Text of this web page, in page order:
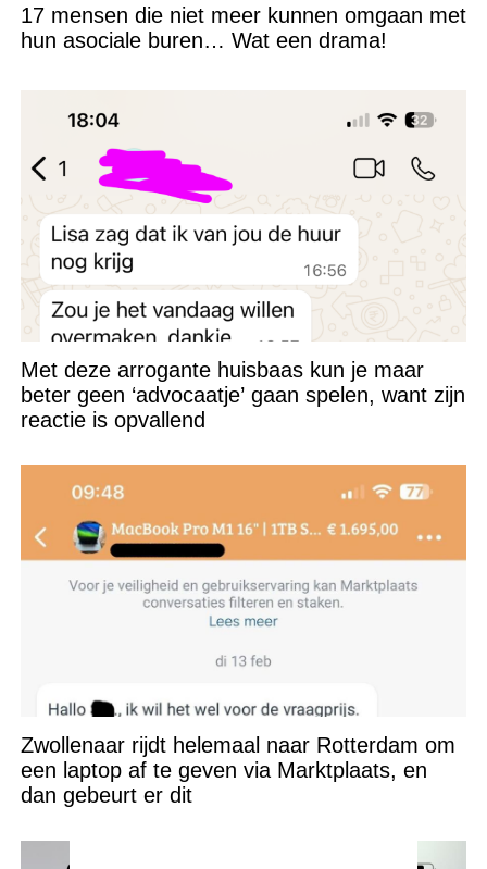
17 mensen die niet meer kunnen omgaan met
hun asociale buren… Wat een drama!
Met deze arrogante huisbaas kun je maar
beter geen ‘advocaatje’ gaan spelen, want zijn
reactie is opvallend
Zwollenaar rijdt helemaal naar Rotterdam om
een laptop af te geven via Marktplaats, en
dan gebeurt er dit